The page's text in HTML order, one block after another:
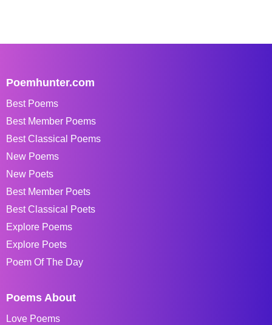
Poemhunter.com
Best Poems
Best Member Poems
Best Classical Poems
New Poems
New Poets
Best Member Poets
Best Classical Poets
Explore Poems
Explore Poets
Poem Of The Day
Poems About
Love Poems